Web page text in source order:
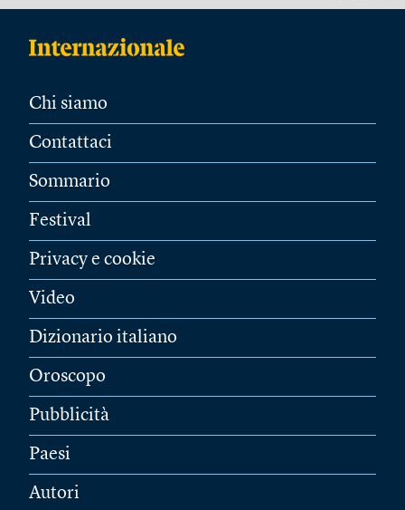
Chi siamo
Contattaci
Sommario
Festival
Privacy e cookie
Video
Dizionario italiano
Oroscopo
Pubblicità
Paesi
Autori